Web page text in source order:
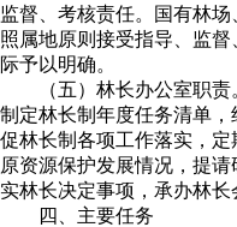
监督、考核责任。国有林
照属地原则接受指导、监
际予以明确。
（五）林长办公室职
制定林长制年度任务清单
促林长制各项工作落实，
原资源保护发展情况，提
实林长决定事项，承办林长
四、主要任务